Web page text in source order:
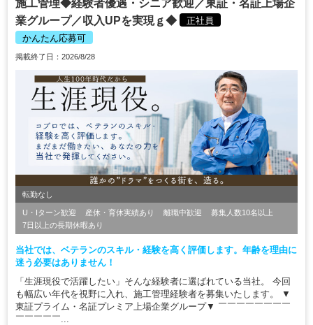
施工管理◆経験者優遇・シニア歓迎／東証・名証上場企
業グループ／収入UPを実現ｇ◆
正社員
かんたん応募可
掲載終了日：2026/8/28
転勤なし
U・Iターン歓迎 産休・育休実績あり 離職中歓迎
募集人数10名以上
7日以上の長期休暇あり
当社では、ベテランのスキル・経験を高く評価します。年齢を理由に
迷う必要はありません！
「生涯現役で活躍したい」そんな経験者に選ばれている当社。 今回
も幅広い年代を視野に入れ、施工管理経験者を募集いたします。 ▼
東証プライム・名証プレミア上場企業グループ▼ ￣￣￣￣￣￣￣￣
￣￣￣￣￣...